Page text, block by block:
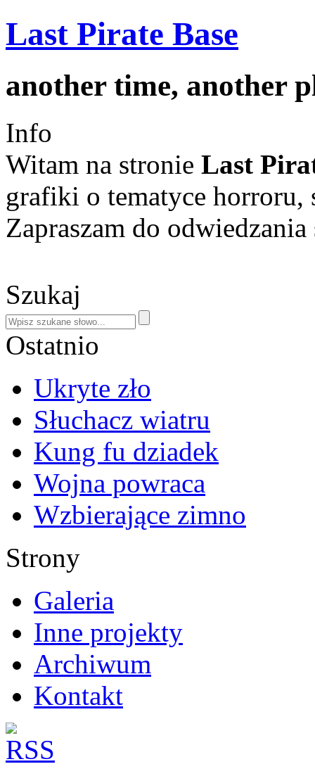
Last Pirate Base
another time, another
Info
Witam na stronie Last
grafiki o tematyce horroru,
Zapraszam do
Szukaj
Ostatnio
Ukryte zło
Słuchacz wiatru
Kung fu dziadek
Wojna powraca
Wzbierające zimno
Strony
Galeria
Inne projekty
Archiwum
Kontakt